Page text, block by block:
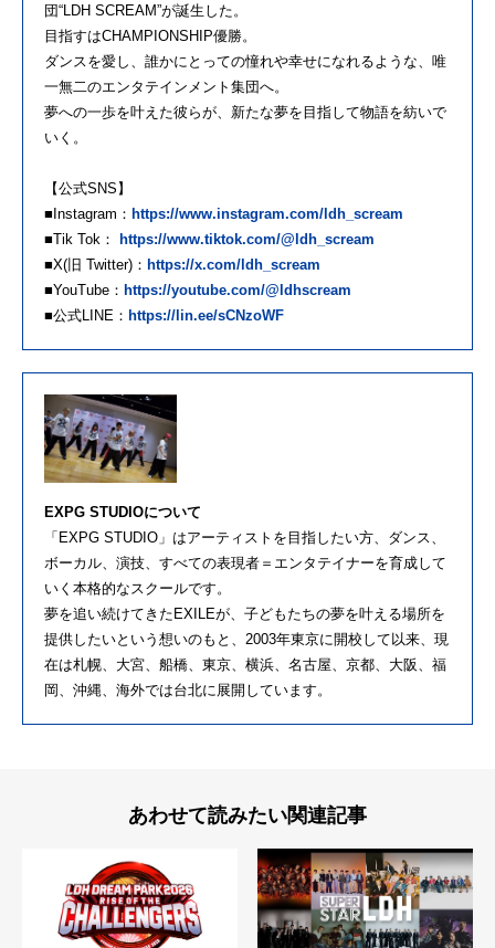
団“LDH SCREAM”が誕生した。
目指すはCHAMPIONSHIP優勝。
ダンスを愛し、誰かにとっての憧れや幸せになれるような、唯
一無二のエンタテインメント集団へ。
夢への一歩を叶えた彼らが、新たな夢を目指して物語を紡いで
いく。
【公式SNS】
■Instagram： https://www.instagram.com/ldh_scream
■Tik Tok：
https://www.tiktok.com/@ldh_scream
■X(旧 Twitter)： https://x.com/ldh_scream
■YouTube： https://youtube.com/@ldhscream
■公式LINE： https://lin.ee/sCNzoWF
EXPG STUDIOについて
「EXPG STUDIO」はアーティストを目指したい方、ダンス、
ボーカル、演技、すべての表現者＝エンタテイナーを育成して
いく本格的なスクールです。
夢を追い続けてきたEXILEが、子どもたちの夢を叶える場所を
提供したいという想いのもと、2003年東京に開校して以来、現
在は札幌、大宮、船橋、東京、横浜、名古屋、京都、大阪、福
岡、沖縄、海外では台北に展開しています。
あわせて読みたい関連記事